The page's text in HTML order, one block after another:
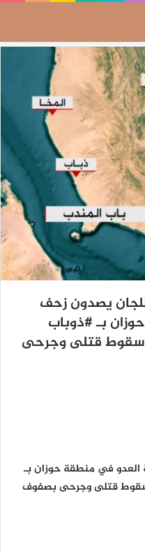
يصدون زحف
بـ #ذوباب
6 آليات واغتنام 3 وسقوط قتلى وجرحى
العدو في منطقة حوزان بـ
وتدمير 6 آليات واغتنام 3 وسقوط قتلى وجرحى بصفوف